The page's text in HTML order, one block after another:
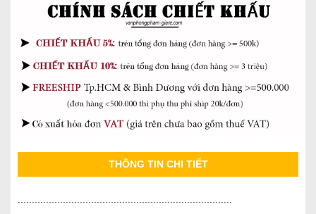
THÔNG TIN CHI TIẾT